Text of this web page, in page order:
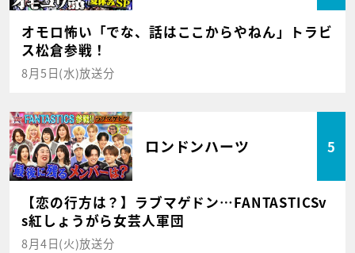
オモロ怖い「でな、話はここからやねん」トラビ
ス松倉参戦！
8月5日(水)放送分
ロンドンハーツ 5
【恋の行方は？】ラブマゲドン…FANTASTICSv
s紅しょうがら女芸人軍団
8月4日(火)放送分